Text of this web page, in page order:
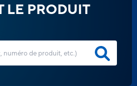
LE PRODUIT